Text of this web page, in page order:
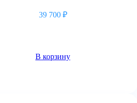
39 700 ₽
В корзину